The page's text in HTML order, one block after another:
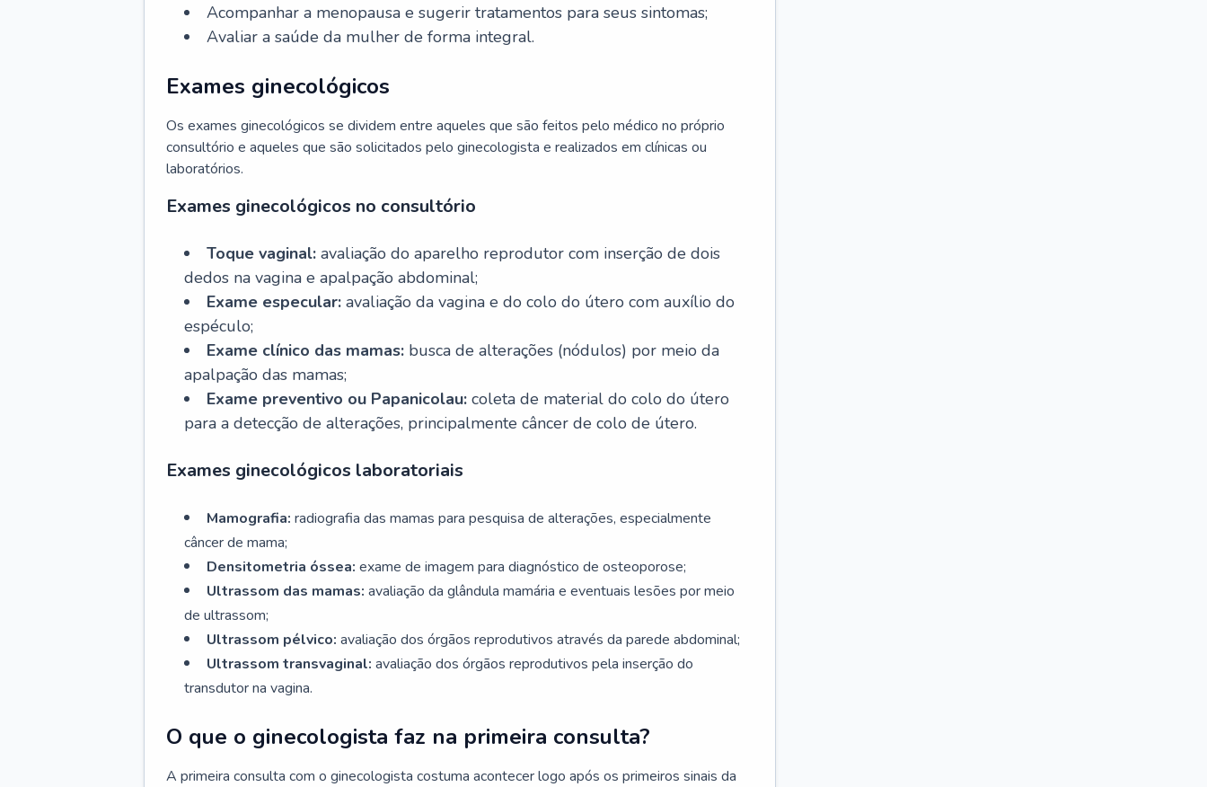
Acompanhar a menopausa e sugerir tratamentos para seus sintomas;
Avaliar a saúde da mulher de forma integral.
Exames ginecológicos
Os exames ginecológicos se dividem entre aqueles que são feitos pelo médico no próprio
consultório e aqueles que são solicitados pelo ginecologista e realizados em clínicas ou
laboratórios.
Exames ginecológicos no consultório
Toque vaginal: avaliação do aparelho reprodutor com inserção de dois
dedos na vagina e apalpação abdominal;
Exame especular: avaliação da vagina e do colo do útero com auxílio do
espéculo;
Exame clínico das mamas: busca de alterações (nódulos) por meio da
apalpação das mamas;
Exame preventivo ou Papanicolau: coleta de material do colo do útero
para a detecção de alterações, principalmente câncer de colo de útero.
Exames ginecológicos laboratoriais
Mamografia: radiografia das mamas para pesquisa de alterações, especialmente
câncer de mama;
Densitometria óssea: exame de imagem para diagnóstico de osteoporose;
Ultrassom das mamas: avaliação da glândula mamária e eventuais lesões por meio
de ultrassom;
Ultrassom pélvico: avaliação dos órgãos reprodutivos através da parede abdominal;
Ultrassom transvaginal: avaliação dos órgãos reprodutivos pela inserção do
transdutor na vagina.
O que o ginecologista faz na primeira consulta?
A primeira consulta com o ginecologista costuma acontecer logo após os primeiros sinais da